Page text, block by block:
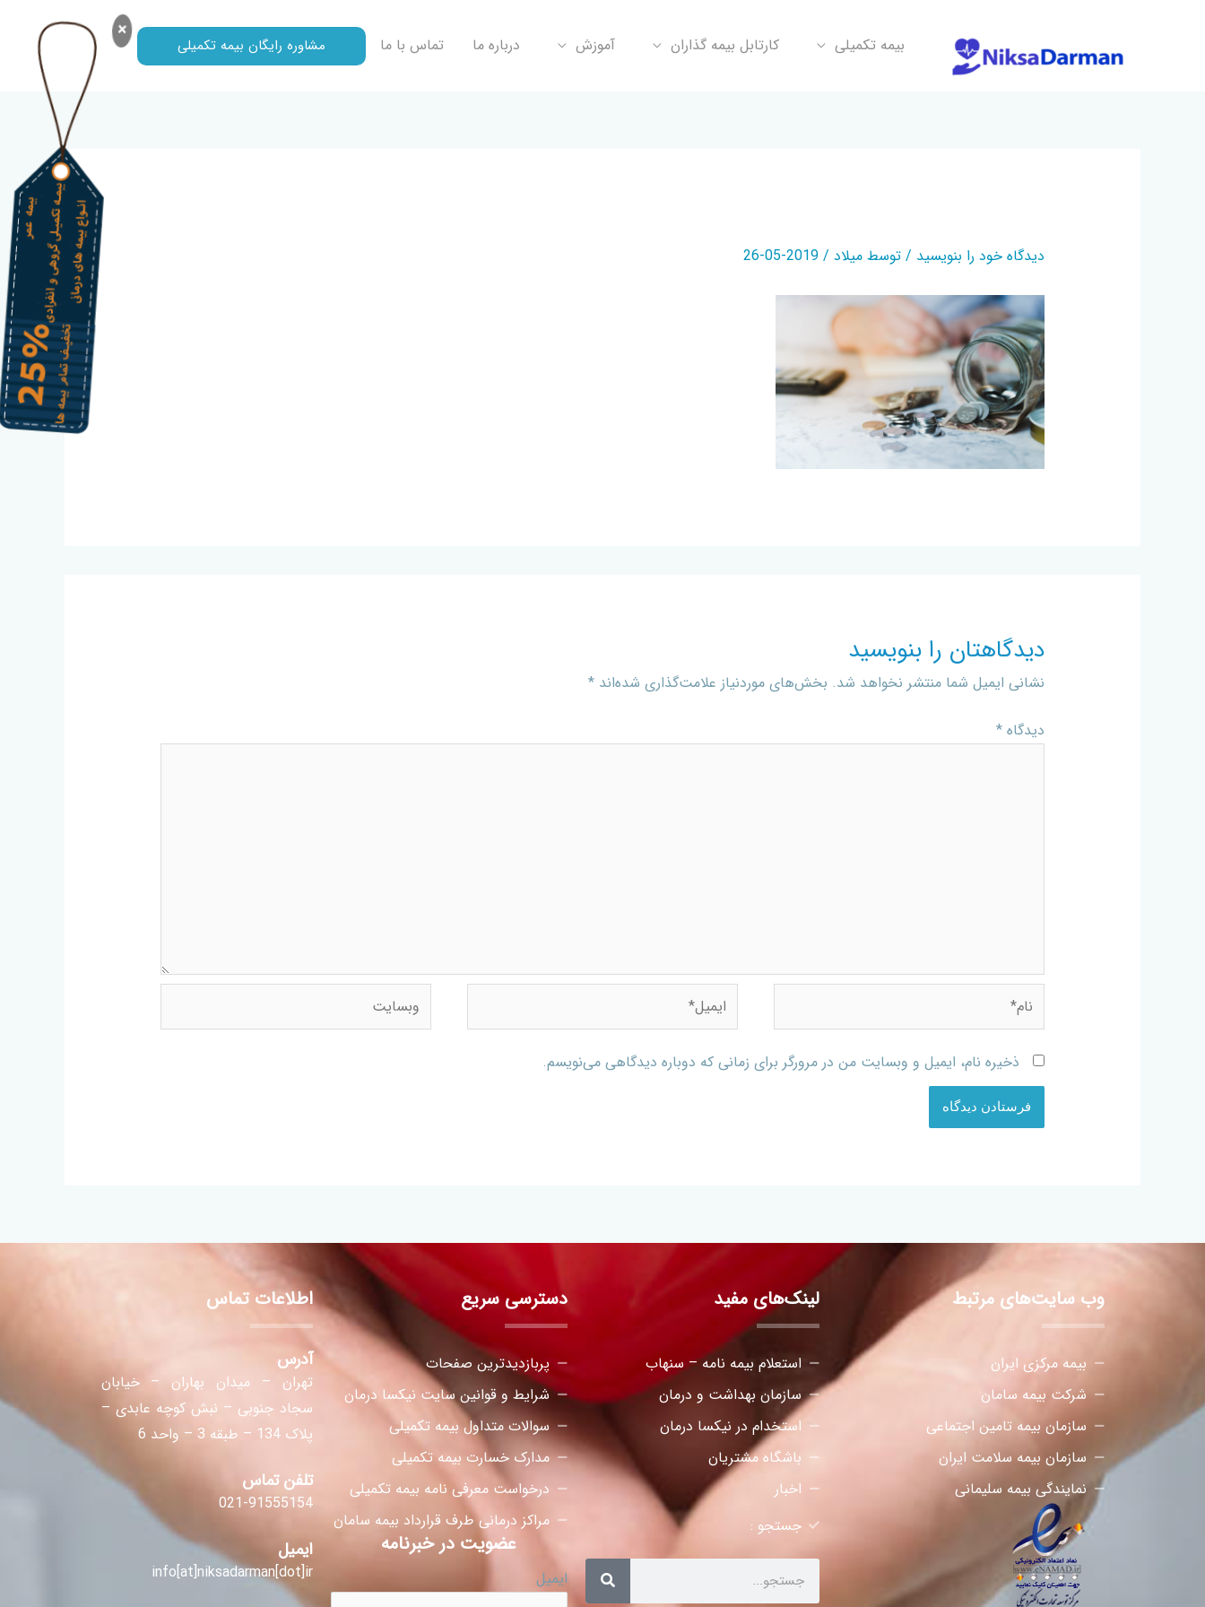
×
بیمه تکمیلی کارتابل بیمه گذاران آموزش درباره ما تماس با ما مشاوره رایگان بیمه تکمیلی
دیدگاه‌ خود را بنویسید / توسط میلاد /
2019-05-26
دیدگاهتان را بنویسید
نشانی ایمیل شما منتشر نخواهد شد. بخش‌های موردنیاز علامت‌گذاری شده‌اند *
دیدگاه *
ذخیره نام، ایمیل و وبسایت من در مرورگر برای زمانی که دوباره دیدگاهی می‌نویسم.
وب سایت‌های مرتبط
بیمه مرکزی ایران
شرکت بیمه سامان
سازمان بیمه تامین اجتماعی
سازمان بیمه سلامت ایران
نمایندگی بیمه سلیمانی
لینک‌های مفید
استعلام بیمه نامه – سنهاب
سازمان بهداشت و درمان
استخدام در نیکسا درمان
باشگاه مشتریان
اخبار
جستجو :
دسترسی سریع
پربازدیدترین صفحات
شرایط و قوانین سایت نیکسا درمان
سوالات متداول بیمه تکمیلی
مدارک خسارت بیمه تکمیلی
درخواست معرفی نامه بیمه تکمیلی
مراکز درمانی طرف قرارداد بیمه سامان
عضویت در خبرنامه
ایمیل
اطلاعات تماس
آدرس
تهران – میدان بهاران – خیابان
سجاد جنوبی – نبش کوچه عابدی –
پلاک 134 – طبقه 3 – واحد 6
تلفن تماس
021-91555154
ایمیل
info[at]niksadarman[dot]ir